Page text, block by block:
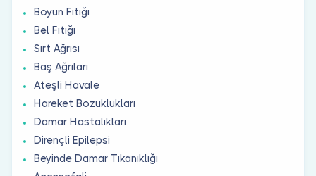
Boyun Fıtığı
Bel Fıtığı
Sırt Ağrısı
Baş Ağrıları
Ateşli Havale
Hareket Bozuklukları
Damar Hastalıkları
Dirençli Epilepsi
Beyinde Damar Tıkanıklığı